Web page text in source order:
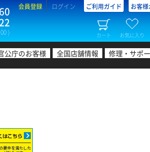
)
会員登録 ログイン ご利用ガイド お客
カート お気に入り
公庁のお客様 全国店舗情報 修理・サポ